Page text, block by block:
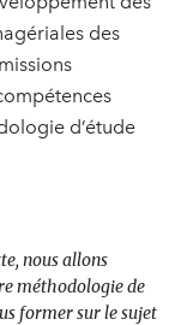
des
d’étude
nous allons
méthodologie de
former sur le sujet